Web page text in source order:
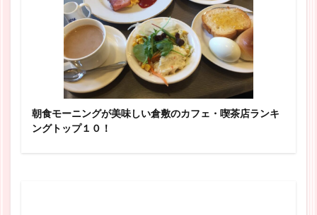
朝食モーニングが美味しい倉敷のカフェ・喫茶店ランキ
ングトップ１０！